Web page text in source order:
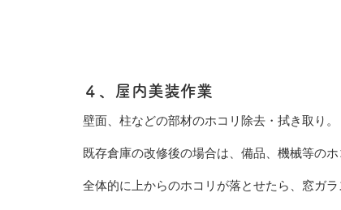
４、屋内美装作業
壁面、柱などの部材のホコリ除去・拭き取り。
既存倉庫の改修後の場合は、備品、機械等のホ
全体的に上からのホコリが落とせたら、窓ガ